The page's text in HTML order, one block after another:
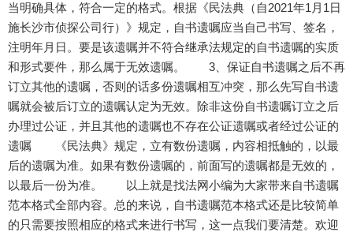
当明确具体，符合一定的格式。根据《民法典（自2021年1月1日
施长沙市侦探公司行）》规定，自书遗嘱应当自己书写、签名，
注明年月日。要是该遗嘱并不符合继承法规定的自书遗嘱的实质
和形式要件，那么属于无效遗嘱。 3、保证自书遗嘱之后不再
订立其他的遗嘱，否则的话多份遗嘱相互冲突，那么先写自书遗
嘱就会被后订立的遗嘱认定为无效。除非这份自书遗嘱订立之后
办理过公证，并且其他的遗嘱也不存在公证遗嘱或者经过公证的
遗嘱 《民法典》规定，立有数份遗嘱，内容相抵触的，以最
后的遗嘱为准。如果有数份遗嘱的，前面写的遗嘱都是无效的，
以最后一份为准。 以上就是找法网小编为大家带来自书遗嘱
范本格式全部内容。总的来说，自书遗嘱范本格式还是比较简单
的只需要按照相应的格式来进行书写，这一点我们要清楚。欢迎